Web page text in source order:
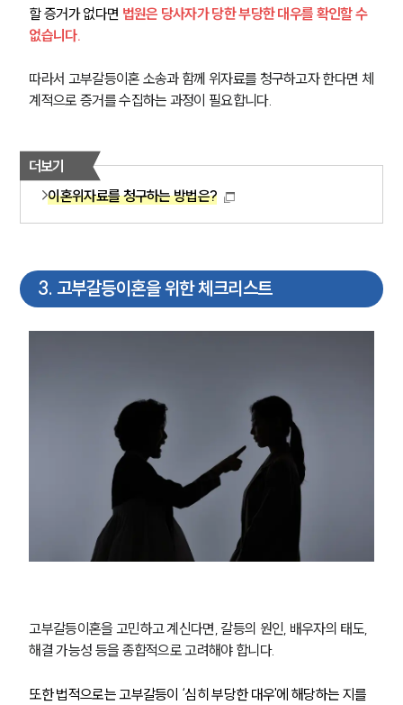
구성원 소개
소식/자료
공지사항
법률 블로그
법률서식
뉴스레터/브로슈어
대륜법률상담예약
할 증거가 없다면 법원은 당사자가 당한 부당한 대우를 확인할 수
없습니다.
따라서 고부갈등이혼 소송과 함께 위자료를 청구하고자 한다면 체
계적으로 증거를 수집하는 과정이 필요합니다.
더보기
이혼위자료를 청구하는 방법은?
3. 고부갈등이혼을 위한 체크리스트
고부갈등이혼을 고민하고 계신다면, 갈등의 원인, 배우자의 태도,
해결 가능성 등을 종합적으로 고려해야 합니다.
또한 법적으로는 고부갈등이 ‘심히 부당한 대우'에 해당하는 지를